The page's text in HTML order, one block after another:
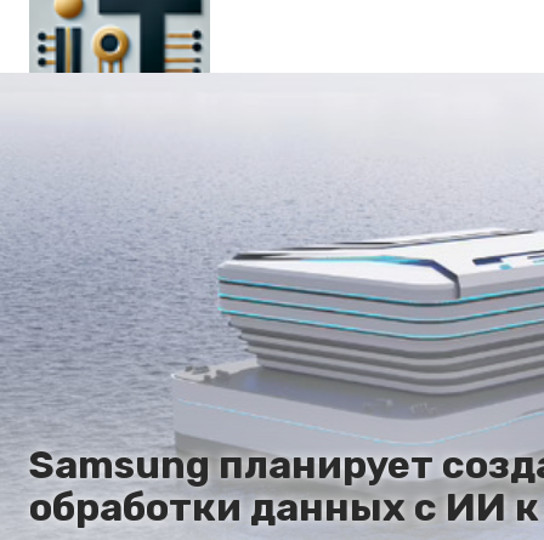
Es
Ru
It
Samsung планирует
обработки данных с ИИ